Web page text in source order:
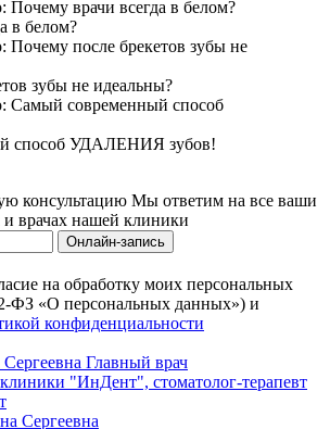
в белом?
зубы не идеальны?
способ УДАЛЕНИЯ зубов!
консультацию Мы ответим на все ваши
и врачах нашей клиники
Онлайн-запись
на обработку моих персональных
ФЗ «О персональных данных») и
конфиденциальности
Главный врач
"ИнДент", стоматолог-терапевт